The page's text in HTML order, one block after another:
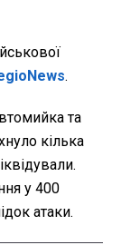
.
та
кілька
у 400
атаки.